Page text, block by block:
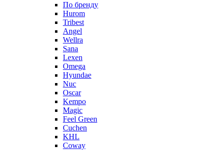
По бренду
Hurom
Tribest
Angel
Wellra
Sana
Lexen
Omega
Hyundae
Nuc
Oscar
Kempo
Magic
Feel Green
Cuchen
KHL
Coway